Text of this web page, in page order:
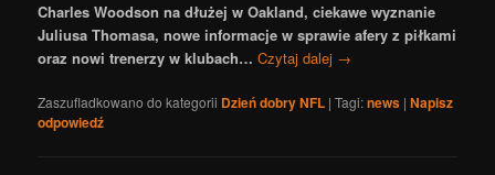
Charles Woodson na dłużej w Oakland, ciekawe wyznanie
Juliusa Thomasa, nowe informacje w sprawie afery z piłkami
oraz nowi trenerzy w klubach… Czytaj dalej →
Zaszufladkowano do kategorii Dzień dobry NFL |Tagi:news |Napisz
odpowiedź